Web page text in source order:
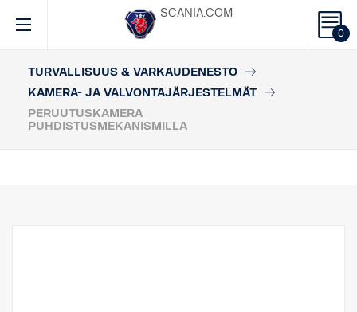
0
SCANIA.COM
TURVALLISUUS & VARKAUDENESTO
KAMERA- JA VALVONTAJÄRJESTELMÄT
PERUUTUSKAMERA
PUHDISTUSMEKANISMILLA